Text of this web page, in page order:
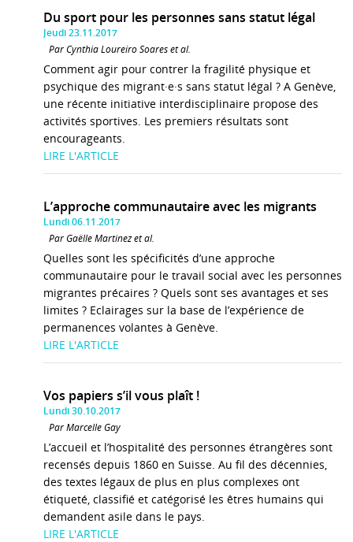
Du sport pour les personnes sans statut légal
Jeudi 23.11.2017
Par Cynthia Loureiro Soares et al.
Comment agir pour contrer la fragilité physique et
psychique des migrant·e·s sans statut légal ? A Genève,
une récente initiative interdisciplinaire propose des
activités sportives. Les premiers résultats sont
encourageants.
LIRE L'ARTICLE
L’approche communautaire avec les migrants
Lundi 06.11.2017
Par Gaëlle Martinez et al.
Quelles sont les spécificités d’une approche
communautaire pour le travail social avec les personnes
migrantes précaires ? Quels sont ses avantages et ses
limites ? Eclairages sur la base de l’expérience de
permanences volantes à Genève.
LIRE L'ARTICLE
Vos papiers s’il vous plaît !
Lundi 30.10.2017
Par Marcelle Gay
L’accueil et l’hospitalité des personnes étrangères sont
recensés depuis 1860 en Suisse. Au fil des décennies,
des textes légaux de plus en plus complexes ont
étiqueté, classifié et catégorisé les êtres humains qui
demandent asile dans le pays.
LIRE L'ARTICLE